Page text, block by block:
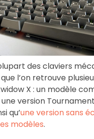
des claviers
l’on retrouve
X : un modèle
une version
qu’une version sans
modèles.